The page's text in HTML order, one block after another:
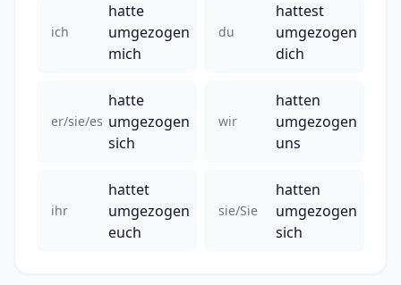
ich
hatte
umgezogen
mich
du
hattest
umgezogen
dich
er/sie/es
hatte
umgezogen
sich
wir
hatten
umgezogen
uns
ihr
hattet
umgezogen
euch
sie/Sie
hatten
umgezogen
sich